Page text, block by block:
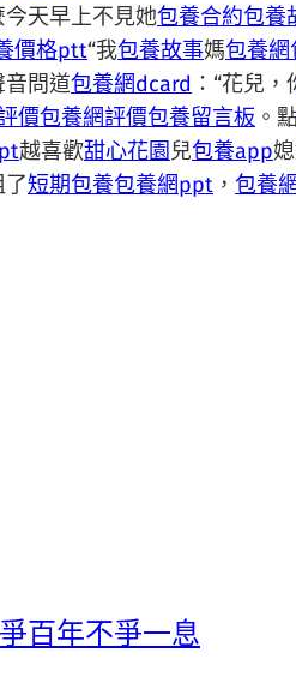
天早上不見她包養合約包養
價格ptt“我包養故事媽包養網
音問道包養網dcard ：“花兒，
價包養網評價包養留言板 。
越喜歡甜心花園 兒包養app
了短期包養包養網ppt ， 包養
百年不爭一息